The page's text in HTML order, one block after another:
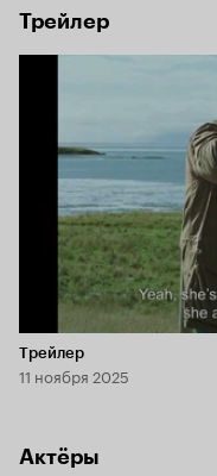
Трейлер
Длительность 2 мин
Трейлер
11 ноября 2025
Актёры